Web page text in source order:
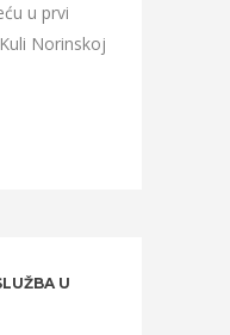
u prvi
Norinskoj
U